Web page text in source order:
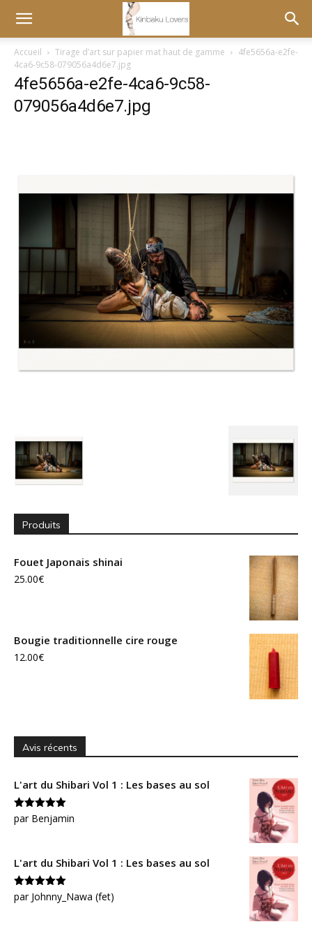
Accueil Tirage d’art sur papier mat haut de gamme
4fe5656a-e2fe-
4ca6-9c58-079056a4d6e7.jpg
4fe5656a-e2fe-4ca6-9c58-
079056a4d6e7.jpg
Produits
Fouet Japonais shinai
25.00€
Bougie traditionnelle cire rouge
12.00€
Avis récents
L'art du Shibari Vol 1 : Les bases au sol
Note 5sur
5
par Benjamin
L'art du Shibari Vol 1 : Les bases au sol
Note5sur
5
par Johnny_Nawa (fet)